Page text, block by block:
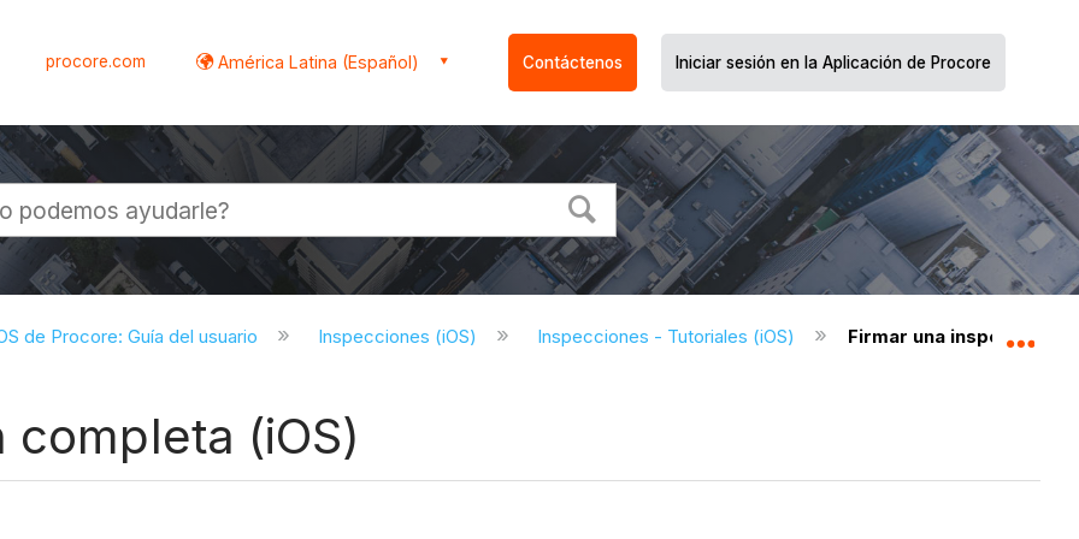
procore.com América Latina (Español) Contáctenos Iniciar sesión en la Aplicación de Procore
de Procore: Guía del usuario Inspecciones (iOS) Inspecciones - Tutoriales (iOS) Firmar una inspección
(iOS)